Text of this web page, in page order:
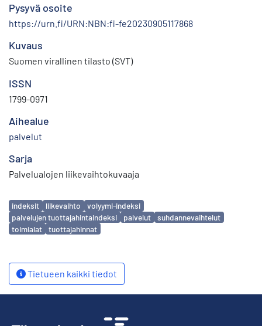
Pysyvä osoite
https://urn.fi/URN:NBN:fi-fe20230905117868
Kuvaus
Suomen virallinen tilasto (SVT)
ISSN
1799-0971
Aihealue
palvelut
Sarja
Palvelualojen liikevaihtokuvaaja
Avainsanat
indeksit liikevaihto
volyymi-indeksi
palvelujen tuottajahintaindeksi
palvelut
suhdannevaihtelut
toimialat
tuottajahinnat
Tietueen kaikki tiedot